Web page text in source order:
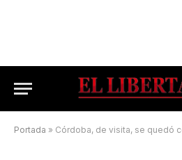
Portada » Córdoba, de visita, se quedó con el